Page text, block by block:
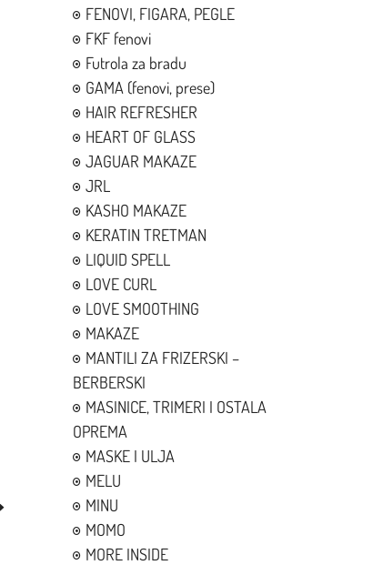
FENOVI, FIGARA, PEGLE
FKF fenovi
Futrola za bradu
GAMA (fenovi, prese)
HAIR REFRESHER
HEART OF GLASS
JAGUAR MAKAZE
JRL
KASHO MAKAZE
KERATIN TRETMAN
LIQUID SPELL
LOVE CURL
LOVE SMOOTHING
MAKAZE
MANTILI ZA FRIZERSKI –
BERBERSKI
MASINICE, TRIMERI I OSTALA
OPREMA
MASKE I ULJA
MELU
MINU
MOMO
MORE INSIDE